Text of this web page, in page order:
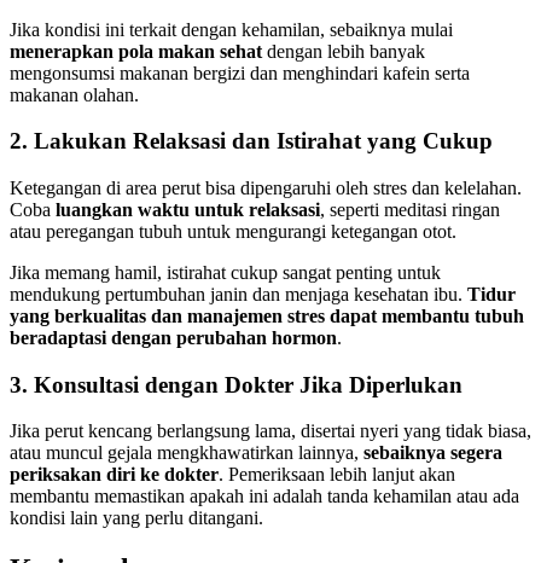
Jika kondisi ini terkait dengan kehamilan, sebaiknya mulai
menerapkan pola makan sehat dengan lebih banyak
mengonsumsi makanan bergizi dan menghindari kafein serta
makanan olahan.
2. Lakukan Relaksasi dan Istirahat yang Cukup
Ketegangan di area perut bisa dipengaruhi oleh stres dan kelelahan.
Coba luangkan waktu untuk relaksasi, seperti meditasi ringan
atau peregangan tubuh untuk mengurangi ketegangan otot.
Jika memang hamil, istirahat cukup sangat penting untuk
mendukung pertumbuhan janin dan menjaga kesehatan ibu. Tidur
yang berkualitas dan manajemen stres dapat membantu tubuh
beradaptasi dengan perubahan hormon.
3. Konsultasi dengan Dokter Jika Diperlukan
Jika perut kencang berlangsung lama, disertai nyeri yang tidak biasa,
atau muncul gejala mengkhawatirkan lainnya, sebaiknya segera
periksakan diri ke dokter. Pemeriksaan lebih lanjut akan
membantu memastikan apakah ini adalah tanda kehamilan atau ada
kondisi lain yang perlu ditangani.